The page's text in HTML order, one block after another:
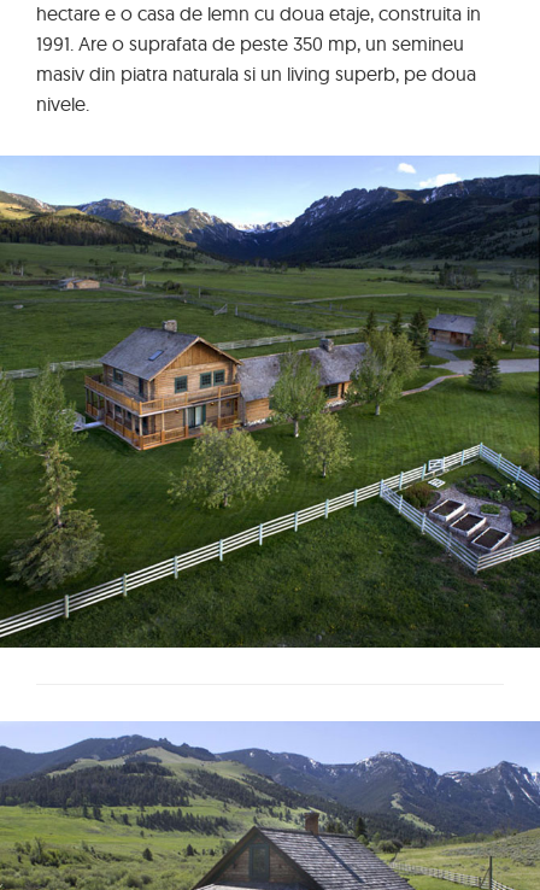
hectare e o casa de lemn cu doua etaje, construita in
1991. Are o suprafata de peste 350 mp, un semineu
masiv din piatra naturala si un living superb, pe doua
nivele.